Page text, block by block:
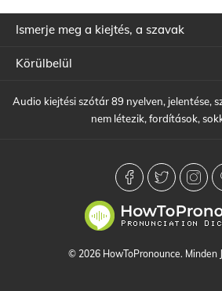
Ismerje meg a kiejtés, a szavak
Körülbelül
Audio kiejtési szótár 89 nyelven, jelentése,
nem létezik, fordítások,
© 2026 HowToPronounce. Minden